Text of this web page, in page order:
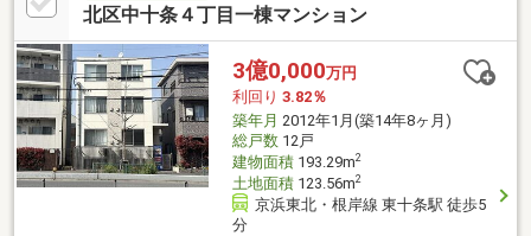
北区中十条４丁目一棟マンション
3億0,000万円
利回り 3.82％
築年月 2012年1月(築14年8ヶ月)
総戸数12戸
建物面積193.29m2
土地面積123.56m2
京浜東北・根岸線 東十条駅 徒歩5
分